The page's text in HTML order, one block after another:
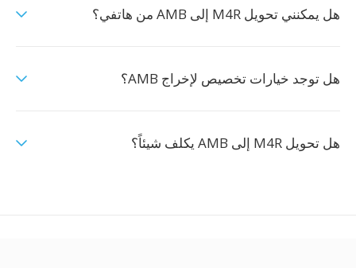
هل يمكنني تحويل M4R إلى AMB من هاتفي؟
هل توجد خيارات تخصيص لإخراج AMB؟
هل تحويل M4R إلى AMB يكلف شيئاً؟